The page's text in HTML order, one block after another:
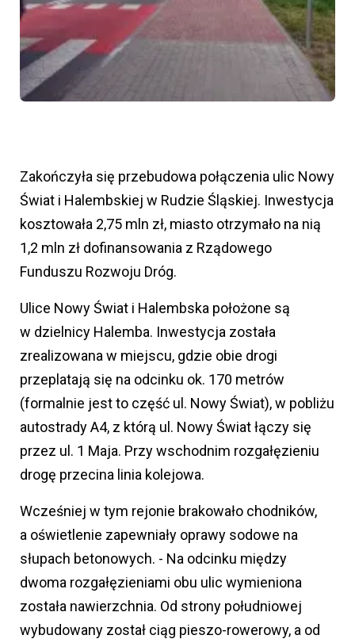
Zakończyła się przebudowa połączenia ulic Nowy
Świat i Halembskiej w Rudzie Śląskiej. Inwestycja
kosztowała 2,75 mln zł, miasto otrzymało na nią
1,2 mln zł dofinansowania z Rządowego
Funduszu Rozwoju Dróg.
Ulice Nowy Świat i Halembska położone są
w dzielnicy Halemba. Inwestycja została
zrealizowana w miejscu, gdzie obie drogi
przeplatają się na odcinku ok. 170 metrów
(formalnie jest to część ul. Nowy Świat), w pobliżu
autostrady A4, z którą ul. Nowy Świat łączy się
przez ul. 1 Maja. Przy wschodnim rozgałęzieniu
drogę przecina linia kolejowa.
Wcześniej w tym rejonie brakowało chodników,
a oświetlenie zapewniały oprawy sodowe na
słupach betonowych. - Na odcinku między
dwoma rozgałęzieniami obu ulic wymieniona
została nawierzchnia. Od strony południowej
wybudowany został ciąg pieszo-rowerowy, a od